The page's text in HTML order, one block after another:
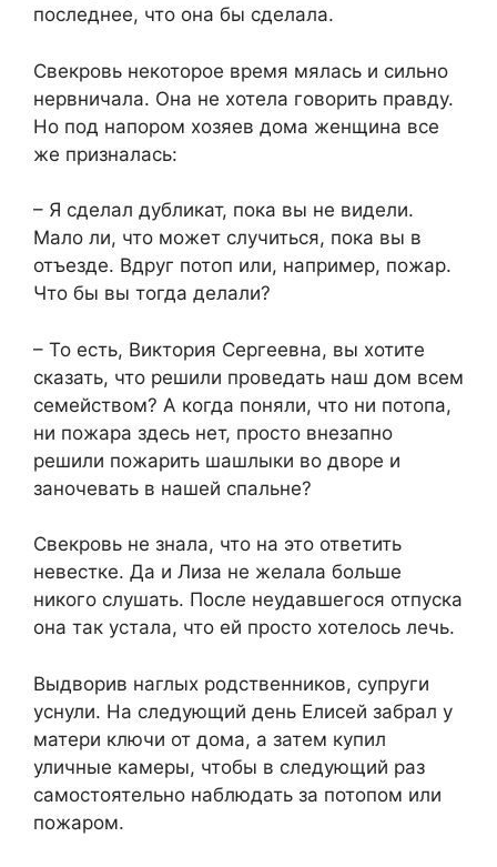
последнее, что она бы сделала.
Свекровь некоторое время мялась и сильно
нервничала. Она не хотела говорить правду.
Но под напором хозяев дома женщина все
же призналась:
– Я сделал дубликат, пока вы не видели.
Мало ли, что может случиться, пока вы в
отъезде. Вдруг потоп или, например, пожар.
Что бы вы тогда делали?
– То есть, Виктория Сергеевна, вы хотите
сказать, что решили проведать наш дом всем
семейством? А когда поняли, что ни потопа,
ни пожара здесь нет, просто внезапно
решили пожарить шашлыки во дворе и
заночевать в нашей спальне?
Свекровь не знала, что на это ответить
невестке. Да и Лиза не желала больше
никого слушать. После неудавшегося отпуска
она так устала, что ей просто хотелось лечь.
Выдворив наглых родственников, супруги
уснули. На следующий день Елисей забрал у
матери ключи от дома, а затем купил
уличные камеры, чтобы в следующий раз
самостоятельно наблюдать за потопом или
пожаром.